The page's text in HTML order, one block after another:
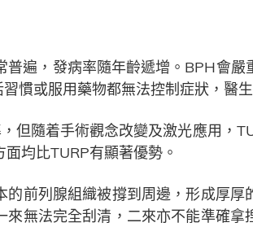
遍，發病率隨年齡遞增。BPH會
慣或服用藥物都無法控制症狀，醫
但隨着手術觀念改變及激光應用，
均比TURP有顯著優勢。
前列腺組織被撐到周邊，形成厚厚
無法完全刮清，二來亦不能準確拿